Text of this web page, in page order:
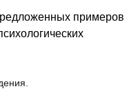
примеров